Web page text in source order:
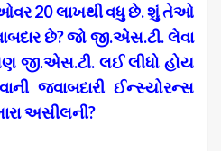
20 લાખથી વધુ છે. શું તેઓ
છે? જો જી.એસ.ટી. લેવા
જી.એસ.ટી. લઈ લીધો હોય
જવાબદારી ઈન્સ્યોરન્સ
અમારા અસીલની?